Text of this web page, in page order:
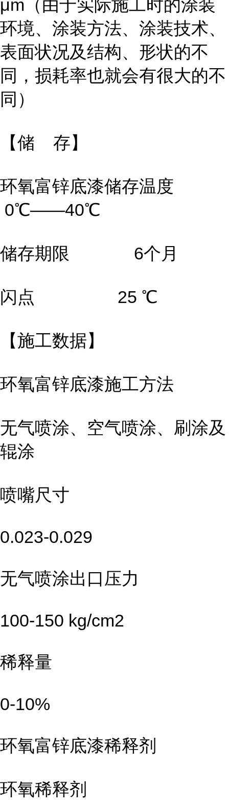
μm（由于实际施工时的涂装
环境、涂装方法、涂装技术、
表面状况及结构、形状的不
同，损耗率也就会有很大的不
同）
【储 存】
环氧富锌底漆储存温度
0℃——40℃
储存期限 6个月
闪点 25 ℃
【施工数据】
环氧富锌底漆施工方法
无气喷涂、空气喷涂、刷涂及
辊涂
喷嘴尺寸
0.023-0.029
无气喷涂出口压力
100-150 kg/cm2
稀释量
0-10%
环氧富锌底漆稀释剂
环氧稀释剂